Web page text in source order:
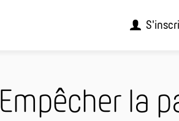
Empêcher la